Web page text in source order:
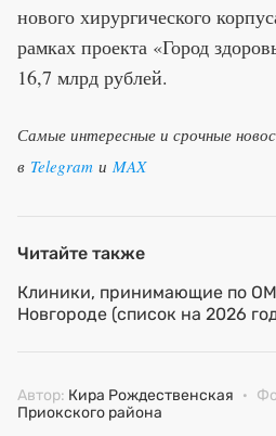
нового хирургического
рамках проекта «Город
16,7 млрд рублей.
Самые интересные и срочные
в Telegram и MAX
Читайте также
Клиники, принимающие по
Новгороде (список на 2026
Автор: Кира Рождественская ·
Приокского района